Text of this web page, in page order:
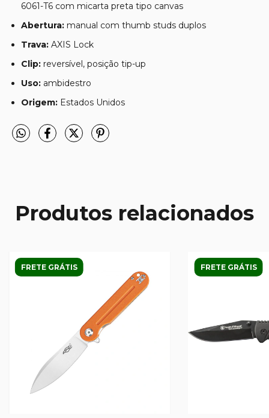
6061-T6 com micarta preta tipo canvas
Abertura: manual com thumb studs duplos
Trava: AXIS Lock
Clip: reversível, posição tip-up
Uso: ambidestro
Origem: Estados Unidos
Produtos relacionados
FRETE GRÁTIS FRETE GRÁTIS